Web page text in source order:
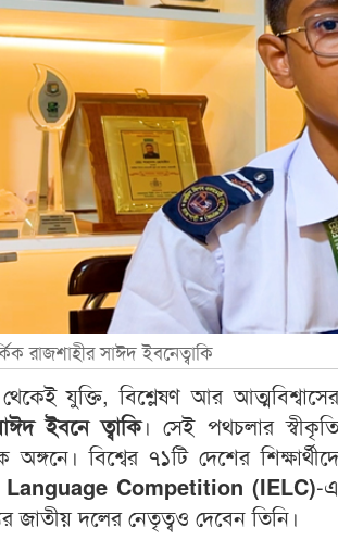
রাজশাহীর সাঈদ ইবনেত্বাকি
যুক্তি, বিশ্লেষণ আর
ইবনে ত্বাকি। সেই পথচলার
অঙ্গনে। বিশ্বের ৭১টি দেশের
Competition (IELC)-
জাতীয় দলের নেতৃত্বও দেবেন তিনি।